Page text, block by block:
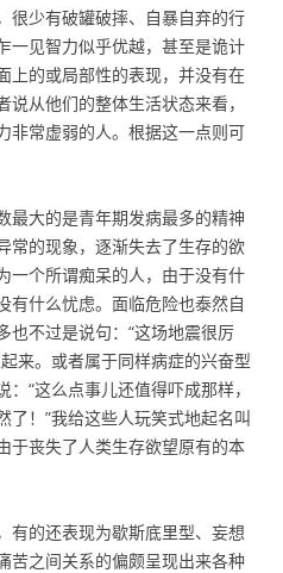
很少有破罐破摔、自暴自弃的行
一见智力似乎优越，甚至是诡计
上的或局部性的表现，并没有在
从他们的整体生活状态来看，
非常虚弱的人。根据这一点则可
最大的是青年期发病最多的精神
常的现象，逐渐失去了生存的欲
一个所谓痴呆的人，由于没有什
有什么忧虑。面临危险也泰然自
也不过是说句：“这场地震很厉
来。或者属于同样病症的兴奋型
“这么点事儿还值得吓成那样，
了！”我给这些人玩笑式地起名叫
于丧失了人类生存欲望原有的本
有的还表现为歇斯底里型、妄想
苦之间关系的偏颇呈现出来各种